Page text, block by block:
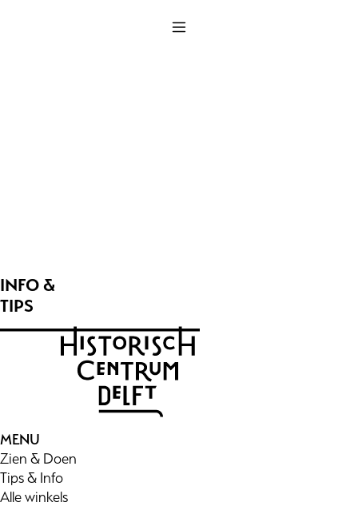
INFO &
TIPS
MENU
Zien & Doen
Tips & Info
Alle winkels